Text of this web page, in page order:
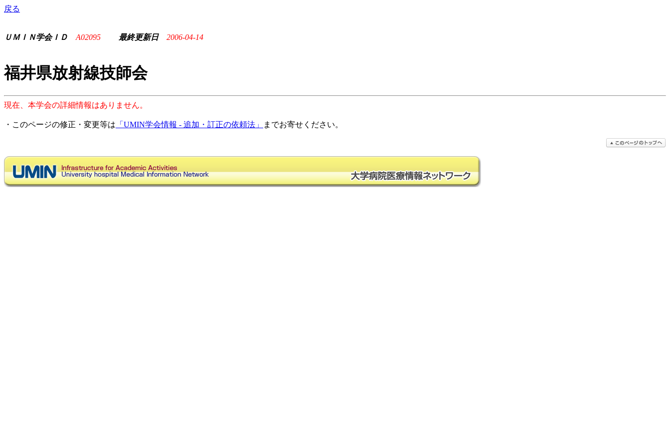
戻る
ＵＭＩＮ学会ＩＤ A02095 最終更新日 2006-04-14
福井県放射線技師会
現在、本学会の詳細情報はありません。
・このページの修正・変更等は 「UMIN学会情報 - 追加・訂正の依頼法」 までお寄せください。